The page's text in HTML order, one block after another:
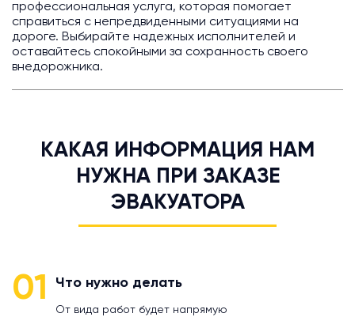
профессиональная услуга, которая помогает
справиться с непредвиденными ситуациями на
дороге. Выбирайте надежных исполнителей и
оставайтесь спокойными за сохранность своего
внедорожника.
КАКАЯ ИНФОРМАЦИЯ НАМ
НУЖНА ПРИ ЗАКАЗЕ
ЭВАКУАТОРА
01 Что нужно делать
От вида работ будет напрямую